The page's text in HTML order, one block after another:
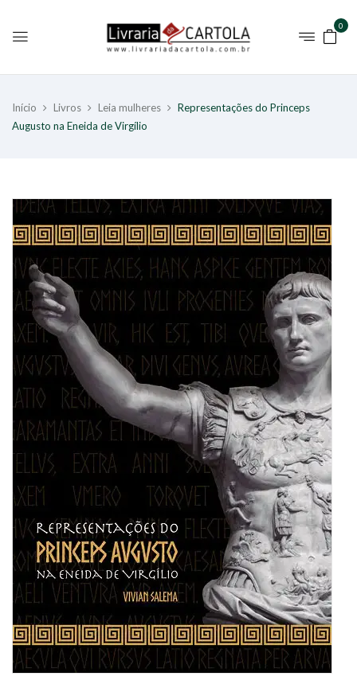
0
Início Livros Leia mulheres
Representações do Princeps
Augusto na Eneida de Virgílio